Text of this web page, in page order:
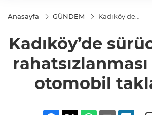
Anasayfa GÜNDEM
Kadıköy’de
sonucu
otomobil takla
Kadıköy’de
otomobil